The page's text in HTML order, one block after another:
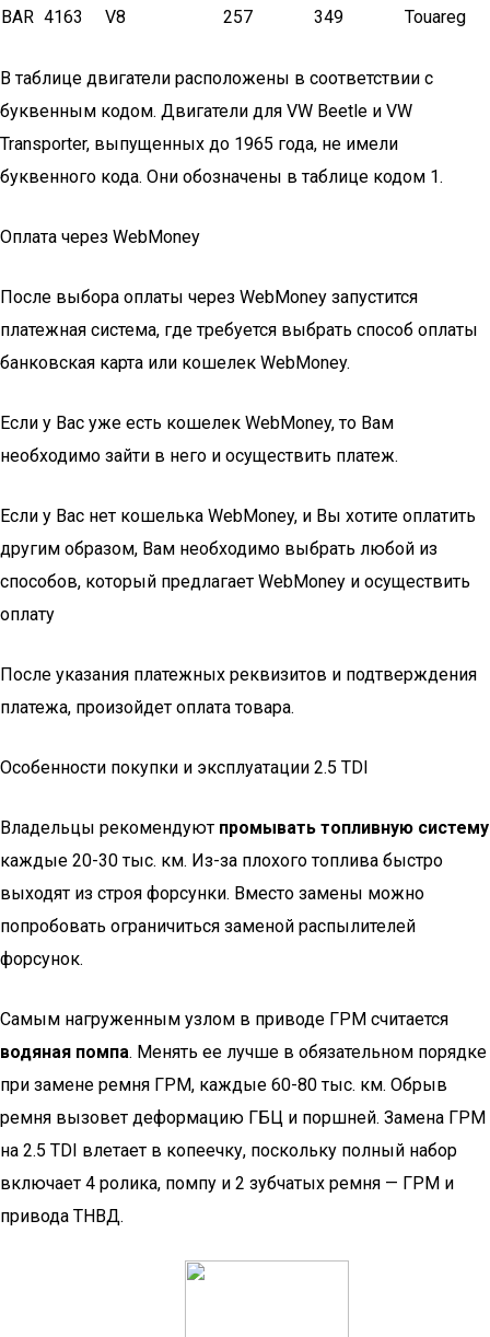
BAR 4163 V8 257 349 Touareg
В таблице двигатели расположены в соответствии с
буквенным кодом. Двигатели для VW Beetle и VW
Transporter, выпущенных до 1965 года, не имели
буквенного кода. Они обозначены в таблице кодом 1.
Оплата через WebMoney
После выбора оплаты через WebMoney запустится
платежная система, где требуется выбрать способ оплаты
банковская карта или кошелек WebMoney.
Если у Вас уже есть кошелек WebMoney, то Вам
необходимо зайти в него и осуществить платеж.
Если у Вас нет кошелька WebMoney, и Вы хотите оплатить
другим образом, Вам необходимо выбрать любой из
способов, который предлагает WebMoney и осуществить
оплату
После указания платежных реквизитов и подтверждения
платежа, произойдет оплата товара.
Особенности покупки и эксплуатации 2.5 TDI
Владельцы рекомендуют промывать топливную систему
каждые 20-30 тыс. км. Из-за плохого топлива быстро
выходят из строя форсунки. Вместо замены можно
попробовать ограничиться заменой распылителей
форсунок.
Самым нагруженным узлом в приводе ГРМ считается
водяная помпа. Менять ее лучше в обязательном порядке
при замене ремня ГРМ, каждые 60-80 тыс. км. Обрыв
ремня вызовет деформацию ГБЦ и поршней. Замена ГРМ
на 2.5 TDI влетает в копеечку, поскольку полный набор
включает 4 ролика, помпу и 2 зубчатых ремня — ГРМ и
привода ТНВД.